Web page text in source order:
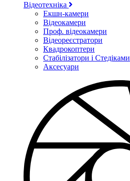
Відеотехніка
Екшн-камери
Відеокамери
Проф. відеокамери
Відеореєстратори
Квадрокоптери
Стабілізатори і Стедіками
Аксесуари